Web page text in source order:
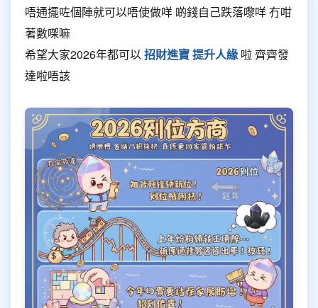
唔通擺咗個陣就可以唔使做咩 啲錢自己跌落嚟咩 冇咁
著數㗎嘛
希望大家2026年都可以招財進寶提升人緣啦 齊齊發
達啦唔該